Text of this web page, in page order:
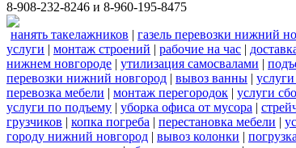
8-908-232-8246 и 8-960-195-8475
нанять такелажников | газель перевозки нижний
услуги | монтаж строений | рабочие на час |
нижнем новгороде | утилизация самосвалами |
перевозки нижний новгород | вывоз ванны |
перевозка мебели | монтаж перегородок | услуги
услуги по подъему | уборка офиса от мусора |
грузчиков | копка погреба | перестановка мебели |
городу нижний новгород | вывоз колонки |